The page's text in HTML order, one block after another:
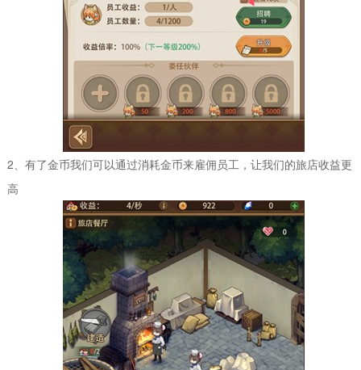
2、有了金币我们可以通过消耗金币来雇佣员工，让我们的旅店收益更
高